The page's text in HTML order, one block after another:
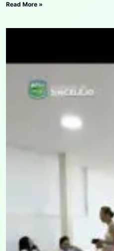
Read More »